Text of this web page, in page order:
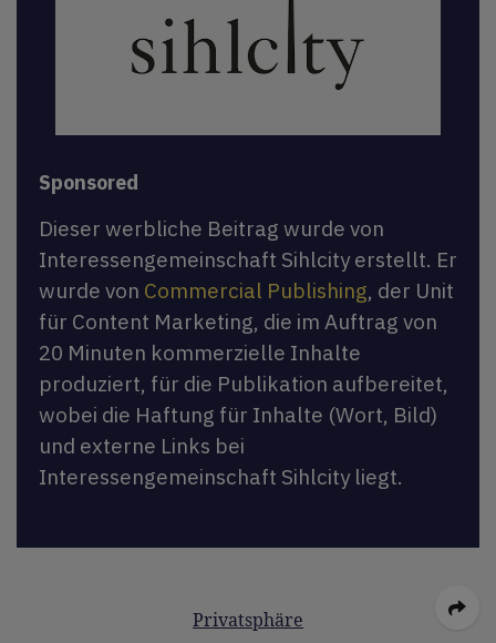
Sponsored
Dieser werbliche Beitrag wurde von
Interessengemeinschaft Sihlcity erstellt. Er
wurde von Commercial Publishing, der Unit
für Content Marketing, die im Auftrag von
20 Minuten kommerzielle Inhalte
produziert, für die Publikation aufbereitet,
wobei die Haftung für Inhalte (Wort, Bild)
und externe Links bei
Interessengemeinschaft Sihlcity liegt.
Privatsphäre